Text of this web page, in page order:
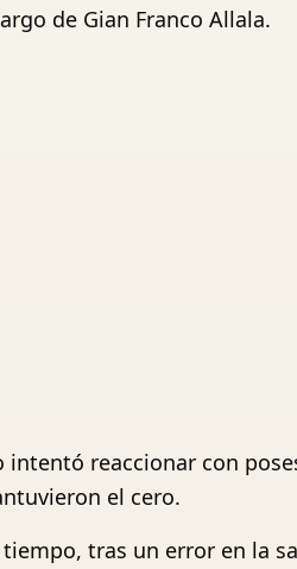
de Gian Franco Allala.
intentó reaccionar con
el cero.
tras un error en la